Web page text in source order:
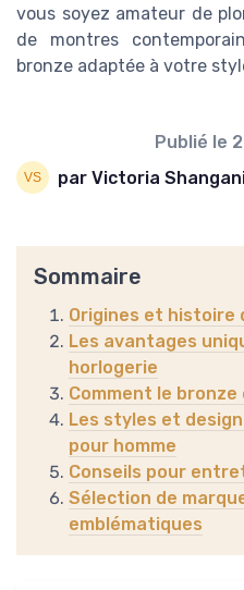
vous soyez amateur de
de montres
bronze adaptée à votre
Publié le
par Victoria
Sommaire
Origines et histoire
Les avantages
horlogerie
Comment le
Les styles et
pour homme
Conseils pour
Sélection de
emblématiques